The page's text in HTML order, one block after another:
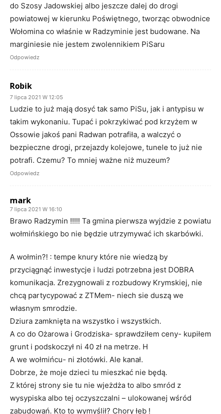
do Szosy Jadowskiej albo jeszcze dalej do drogi
powiatowej w kierunku Poświętnego, tworząc obwodnice
Wołomina co właśnie w Radzyminie jest budowane. Na
marginiesie nie jestem zwolennikiem PiSaru
Odpowiedz
Robik
7 lipca 2021 W 12:05
Ludzie to już mają dosyć tak samo PiSu, jak i antypisu w
takim wykonaniu. Tupać i pokrzykiwać pod krzyżem w
Ossowie jakoś pani Radwan potrafiła, a walczyć o
bezpieczne drogi, przejazdy kolejowe, tunele to już nie
potrafi. Czemu? To mniej ważne niż muzeum?
Odpowiedz
mark
7 lipca 2021 W 16:10
Brawo Radzymin !!!!! Ta gmina pierwsza wyjdzie z powiatu
wołmińskiego bo nie będzie utrzymywać ich skarbówki.
A wołmin?! : tempe knury które nie wiedzą by
przyciągnąć inwestycje i ludzi potrzebna jest DOBRA
komunikacja. Zrezygnowali z rozbudowy Krymskiej, nie
chcą partycypować z ZTMem- niech sie duszą we
własnym smrodzie.
Dziura zamknięta na wszystko i wszystkich.
A co do Ożarowa i Grodziska- sprawdziłem ceny- kupiłem
grunt i podskoczył ni 40 zł na metrze. H
A we wołmińcu- ni złotówki. Ale kanał.
Dobrze, że moje dzieci tu mieszkać nie będą.
Z której strony sie tu nie wjeżdża to albo smród z
wysypiska albo tej oczyszczalni – ulokowanej wśród
zabudowań. Kto to wymyślił? Chory łeb !